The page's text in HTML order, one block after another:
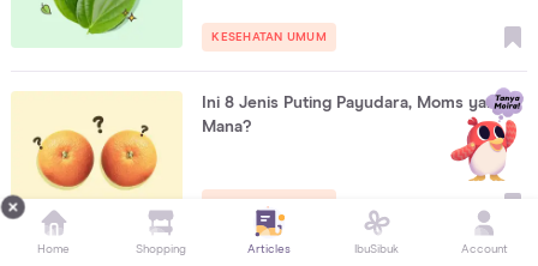
KESEHATAN UMUM
Ini 8 Jenis Puting Payudara, Moms yang
Mana?
KESEHATAN UMUM
Home Shopping Articles IbuSibuk Account